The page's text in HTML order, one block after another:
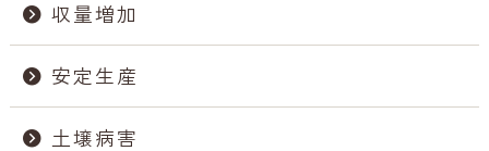
収量増加
安定生産
土壌病害